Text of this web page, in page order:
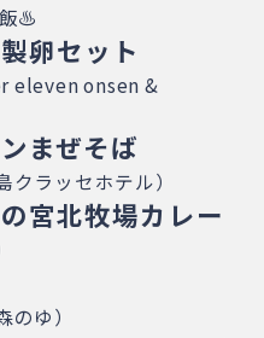
♨
卵セット
eleven onsen &
まぜそば
ラッセホテル）
宮北牧場カレー
ゆ）